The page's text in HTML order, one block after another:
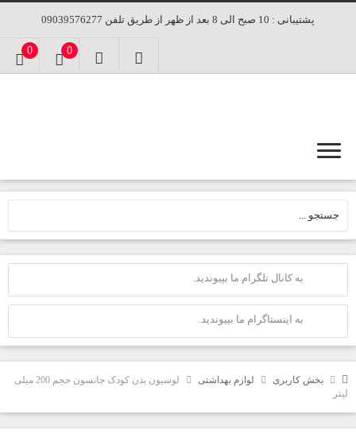
پشتیبانی : 10 صبح الی 8 بعد از ظهر از طریق تلفن 09039576277
0 0
به کانال تلگرام ما بپیوندید.
به اینستاگرام ما بپیوندید.
بخش کاربری لوازم بهداشتی
لوسیون بدن کودک جانسون حجم 200 میلی
لیتر